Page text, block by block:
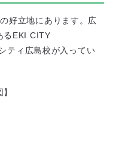
好立地にあります。広
るEKI CITY
ティ広島校が入ってい